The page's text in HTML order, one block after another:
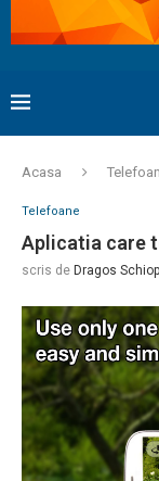
Acasa
Telefoane
Aplicatia care
scris de Dragos